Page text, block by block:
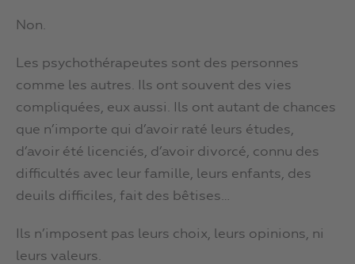
Non.
Les psychothérapeutes sont des personnes
comme les autres. Ils ont souvent des vies
compliquées, eux aussi. Ils ont autant de chances
que n’importe qui d’avoir raté leurs études,
d’avoir été licenciés, d’avoir divorcé, connu des
difficultés avec leur famille, leurs enfants, des
deuils difficiles, fait des bêtises…
Ils n’imposent pas leurs choix, leurs opinions, ni
leurs valeurs.